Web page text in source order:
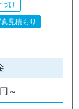
づけ
見積もり
～